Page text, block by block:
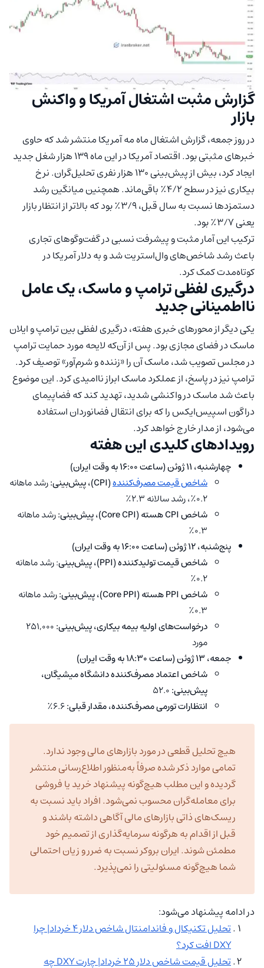
گزارش مثبت اشتغال آمریکا و واکنش
بازار
در روز جمعه، گزارش اشتغال ماه مه آمریکا منتشر شد که حاوی
خبرهای مثبتی بود. اقتصاد آمریکا در این ماه ۱۳۹ هزار شغل جدید
ایجاد کرد، بیش از پیش‌بینی ۱۳۰ هزار نفری تحلیل‌گران. نرخ
بیکاری نیز در سطح ۴/۲٪ باقی‌ماند. همچنین میانگین رشد
دستمزدها نسبت به سال قبل، ۳/۹٪ بود که بالاتر از انتظار بازار
یعنی ۳/۷٪ بود.
ترکیب این آمار مثبت و پیشرفت نسبی در گفت‌وگوهای تجاری
باعث رشد شاخص‌های وال‌استریت شد و به دلار آمریکا در
کوتاه‌مدت کمک کرد.
درگیری لفظی ترامپ و ماسک، یک عامل
نااطمینانی جدید
یکی دیگر از محورهای خبری هفته، درگیری لفظی بین ترامپ و ایلان
ماسک در فضای مجازی بود. پس از آن‌که لایحه مورد حمایت ترامپ
در مجلس تصویب شد، ماسک آن را «زننده و شرم‌آور» توصیف کرد.
ترامپ نیز در پاسخ، از عملکرد ماسک ابراز ناامیدی کرد. این موضوع
باعث شد ماسک در واکنشی شدید، تهدید کند که فضاپیمای
دراگون اسپیس‌ایکس را که برای انتقال فضانوردان استفاده
می‌شود، از مدار خارج خواهد کرد.
رویدادهای کلیدی این هفته
چهارشنبه، ۱۱ ژوئن (ساعت ۱۶:۰۰ به وقت ایران)
شاخص قیمت مصرف‌کننده(CPI)، پیش‌بینی:
رشد ماهانه
۰.۲٪، رشد سالانه ۲.۳٪
شاخص CPI هسته (Core CPI)، پیش‌بینی:
رشد ماهانه
۰.۳٪
پنج‌شنبه، ۱۲ ژوئن (ساعت ۱۶:۰۰ به وقت ایران)
شاخص قیمت تولیدکننده (PPI)، پیش‌بینی
: رشد ماهانه
۰.۲٪
شاخص PPI هسته (Core PPI)، پیش‌بینی:
رشد ماهانه
۰.۳٪
درخواست‌های اولیه بیمه بیکاری، پیش‌بینی:۲۵۱,۰۰۰
مورد
جمعه، ۱۳ ژوئن (ساعت ۱۸:۳۰ به وقت ایران)
شاخص اعتماد مصرف‌کننده دانشگاه میشیگان،
پیش‌بینی:
انتظارات تورمی مصرف‌کننده، مقدار قبلی:
هیچ تحلیل قطعی در مورد بازارهای مالی وجود ندارد.
تمامی موارد ذکر شده صرفاً به‌منظور اطلاع‌رسانی منتشر
گردیده و این مطلب هیچ‌گونه پیشنهاد خرید یا فروشی
برای معامله‌گران محسوب نمی‌شود. افراد باید نسبت به
ریسک‌های ذاتی بازارهای مالی آگاهی داشته باشند و
قبل از اقدام به هرگونه سرمایه‌گذاری از تصمیم خود
مطمئن شوند. ایران بروکر نسبت به ضرر و زیان احتمالی
شما هیچ‌گونه مسئولیتی را نمی‌پذیرد.
در ادامه پیشنهاد می‌شود:
تحلیل تکنیکال و فاندامنتال شاخص دلار ۴ خرداد| چرا
DXY افت کرد؟
تحلیل قیمت شاخص دلار ۲۵ خرداد| چارت DXY چه